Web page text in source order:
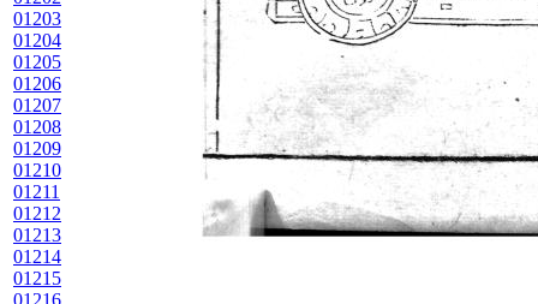
01203
01204
01205
01206
01207
01208
01209
01210
01211
01212
01213
01214
01215
01216